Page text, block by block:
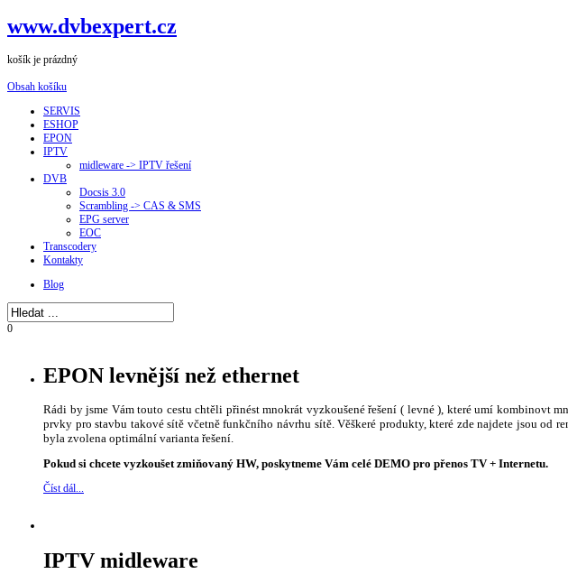
www.dvbexpert.cz
košík je prázdný
Obsah košíku
SERVIS
ESHOP
EPON
IPTV
midleware -> IPTV řešení
DVB
Docsis 3.0
Scrambling -> CAS & SMS
EPG server
EOC
Transcodery
Kontakty
Blog
0
EPON levnější než ethernet
Rádi by jsme Vám touto cestu chtěli přinést mnokrát vyzkoušené řešení ( levné ), které umí kombinovt
prvky pro stavbu takové sítě včetně funkčního návrhu sítě. Věškeré produkty, které zde najdete jsou od
byla zvolena optimální varianta řešení.
Pokud si chcete vyzkoušet zmiňovaný HW, poskytneme Vám celé DEMO pro přenos TV + Internetu.
Číst dál...
IPTV midleware